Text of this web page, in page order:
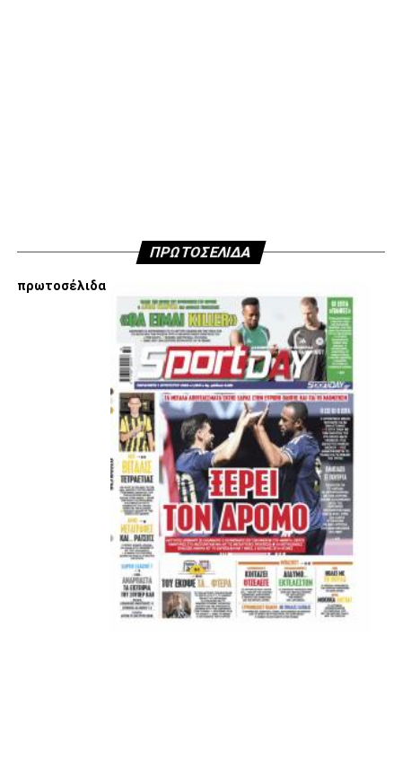
ΠΡΩΤΟΣΕΛΙΔΑ
πρωτοσέλιδα